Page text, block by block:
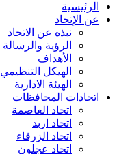
الرئيسية
عن الإتحاد
نبذه عن الاتحاد
الرؤية والرسالة
الأهداف
الهيكل التنظيمي
الهيئة الادارية
اتحادات المحافظات
اتحاد العاصمة
اتحاد اربد
اتحاد الزرقاء
اتحاد عجلون